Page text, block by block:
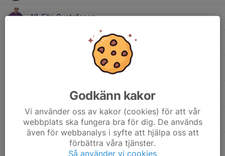
10. Filip Gustafsson
19. Levi Crona Gore
3. Milo Kvillborn
9. Sebastian Tormena
31. Simon Johansson
Godkänn kakor
Vi använder oss av kakor (cookies) för att vår
webbplats ska fungera bra för dig. De används
även för webbanalys i syfte att hjälpa oss att
förbättra våra tjänster.
Så använder vi cookies